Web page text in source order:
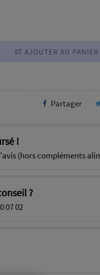
AJOUTER AU PANIER
Partager
!
(hors compléments
?
07 02